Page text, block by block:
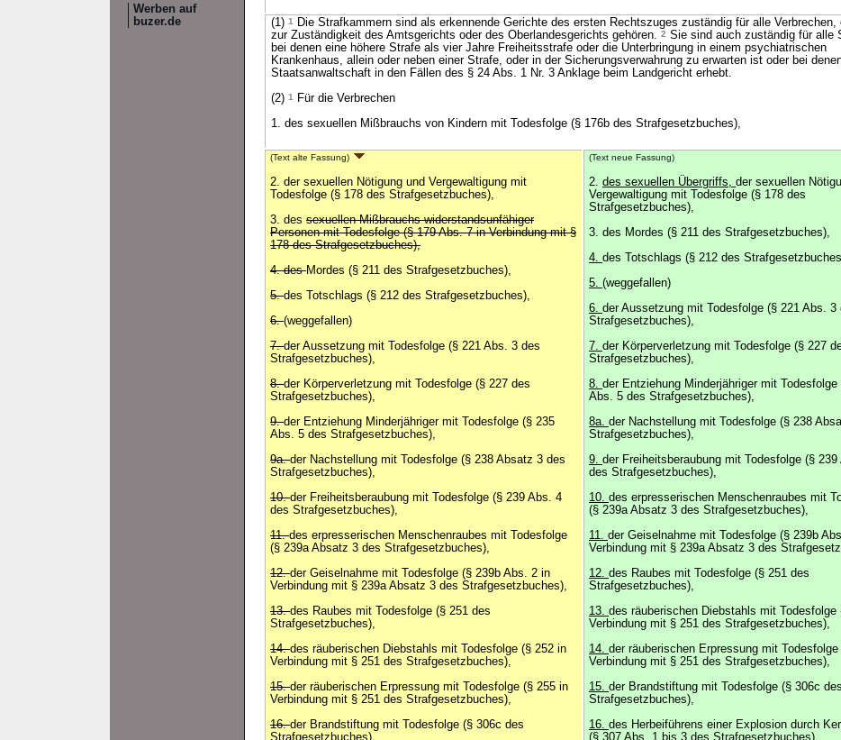
Werben auf
buzer.de
(1) 1
Die Strafkammern sind als erkennende Gerichte des ersten Rechtszuges zuständig für alle Verbrechen,
zur Zuständigkeit des Amtsgerichts oder des Oberlandesgerichts gehören. 2 Sie sind auch zuständig für alle
bei denen eine höhere Strafe als vier Jahre Freiheitsstrafe oder die Unterbringung in einem psychiatrischen
Krankenhaus, allein oder neben einer Strafe, oder in der Sicherungsverwahrung zu erwarten ist oder bei
Staatsanwaltschaft in den Fällen des § 24 Abs. 1 Nr. 3 Anklage beim Landgericht erhebt.
(2) 1
Für die Verbrechen
1. des sexuellen Mißbrauchs von Kindern mit Todesfolge (§ 176b des Strafgesetzbuches),
(Text alte Fassung)
2. der sexuellen Nötigung und Vergewaltigung mit
Todesfolge (§ 178 des Strafgesetzbuches),
3. des sexuellen Mißbrauchs widerstandsunfähiger
Personen mit Todesfolge (§ 179 Abs. 7 in Verbindung mit §
178 des Strafgesetzbuches),
4. desMordes (§ 211 des Strafgesetzbuches),
5.des Totschlags (§ 212 des Strafgesetzbuches),
6.(weggefallen)
7.der Aussetzung mit Todesfolge (§ 221 Abs. 3 des
Strafgesetzbuches),
8.der Körperverletzung mit Todesfolge (§ 227 des
Strafgesetzbuches),
9.der Entziehung Minderjähriger mit Todesfolge (§ 235
Abs. 5 des Strafgesetzbuches),
9a.der Nachstellung mit Todesfolge (§ 238 Absatz 3 des
Strafgesetzbuches),
10.der Freiheitsberaubung mit Todesfolge (§ 239 Abs. 4
des Strafgesetzbuches),
11.des erpresserischen Menschenraubes mit Todesfolge
(§ 239a Absatz 3 des Strafgesetzbuches),
12.der Geiselnahme mit Todesfolge (§ 239b Abs. 2 in
Verbindung mit § 239a Absatz 3 des Strafgesetzbuches),
13.des Raubes mit Todesfolge (§ 251 des
Strafgesetzbuches),
14.des räuberischen Diebstahls mit Todesfolge (§ 252 in
Verbindung mit § 251 des Strafgesetzbuches),
15.der räuberischen Erpressung mit Todesfolge (§ 255 in
Verbindung mit § 251 des Strafgesetzbuches),
16.der Brandstiftung mit Todesfolge (§ 306c des
Strafgesetzbuches),
(Text neue Fassung)
2. des sexuellen Übergriffs, der sexuellen
Vergewaltigung mit Todesfolge (§ 178 des
Strafgesetzbuches),
3. des Mordes (§ 211 des Strafgesetzbuches),
4. des Totschlags (§ 212 des
5. (weggefallen)
6. der Aussetzung mit Todesfolge (§ 221 Abs. 3
Strafgesetzbuches),
7. der Körperverletzung mit Todesfolge (§ 227
Strafgesetzbuches),
8. der Entziehung Minderjähriger mit Todesfolge
Abs. 5 des Strafgesetzbuches),
8a. der Nachstellung mit Todesfolge (§ 238
Strafgesetzbuches),
9. der Freiheitsberaubung mit Todesfolge (§ 239
des Strafgesetzbuches),
10. des erpresserischen Menschenraubes mit
(§ 239a Absatz 3 des Strafgesetzbuches),
11. der Geiselnahme mit Todesfolge (§ 239b
Verbindung mit § 239a Absatz 3 des
12. des Raubes mit Todesfolge (§ 251 des
Strafgesetzbuches),
13. des räuberischen Diebstahls mit Todesfolge
Verbindung mit § 251 des Strafgesetzbuches),
14. der räuberischen Erpressung mit
Verbindung mit § 251 des Strafgesetzbuches),
15. der Brandstiftung mit Todesfolge (§ 306c des
Strafgesetzbuches),
16. des Herbeiführens einer Explosion durch
(§ 307 Abs. 1 bis 3 des Strafgesetzbuches),